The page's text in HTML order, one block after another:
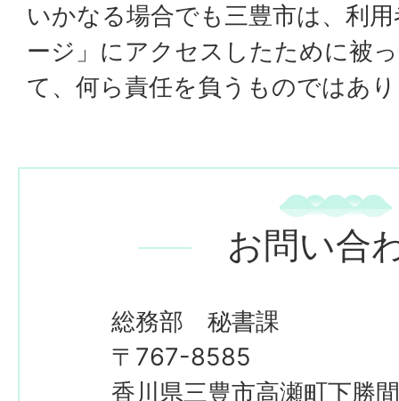
いかなる場合でも三豊市は、利
ージ」にアクセスしたために被
て、何ら責任を負うものではあ
お問い合
総務部 秘書課
〒767-8585
香川県三豊市高瀬町下勝